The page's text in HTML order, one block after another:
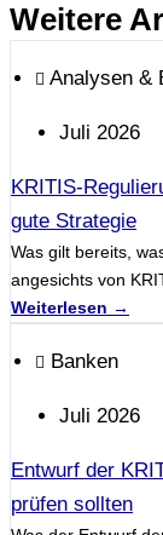
Weitere
Analysen &
Juli 2026
KRITIS-
gute Strategie
Was gilt bereits,
angesichts von
Weiterlesen →
Banken
Juli 2026
Entwurf der
prüfen sollten